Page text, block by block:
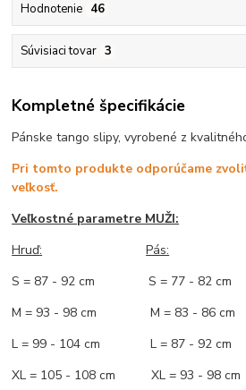
Hodnotenie 46
Súvisiaci tovar 3
Kompletné špecifikácie
Pánske tango slipy, vyrobené z
Pri tomto produkte odporúčame
veľkosť.
Veľkostné parametre MUŽI:
Hruď:
Pás:
S = 87 - 92 cm S = 77 - 82 cm
M = 93 - 98 cm M = 83 - 86 cm
L = 99 - 104 cm L = 87 - 92 cm
XL = 105 - 108 cm XL = 93 - 98 cm